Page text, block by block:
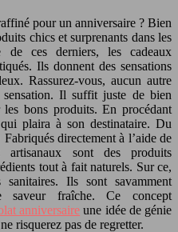
pour un anniversaire ? Bien
chics et surprenants dans les
de ces derniers, les cadeaux
Ils donnent des sensations
Rassurez-vous, aucun autre
Il suffit juste de bien
bons produits. En procédant
plaira à son destinataire. Du
directement à l’aide de
sont des produits
tout à fait naturels. Sur ce,
Ils sont savamment
fraîche. Ce concept
anniversaire une idée de génie
risquerez pas de regretter.